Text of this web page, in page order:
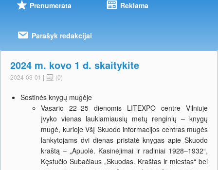
Prenumerata Reklama
Parašyk redakcijai
2024 m. kovo 1 d. skaitykite
2024-03-01 | (0)
Sostinės knygų mugėje
Vasario 22–25 dienomis LITEXPO centre Vilniuje
įvyko vienas laukiamiausių metų renginių – knygų
mugė, kurioje VšĮ Skuodo informacijos centras mugės
lankytojams dvi dienas pristatė knygas apie Skuodo
kraštą – „Apuolė. Kasinėjimai ir radiniai 1928–1932“,
Kęstučio Subačiaus „Skuodas. Kraštas ir miestas“ bei